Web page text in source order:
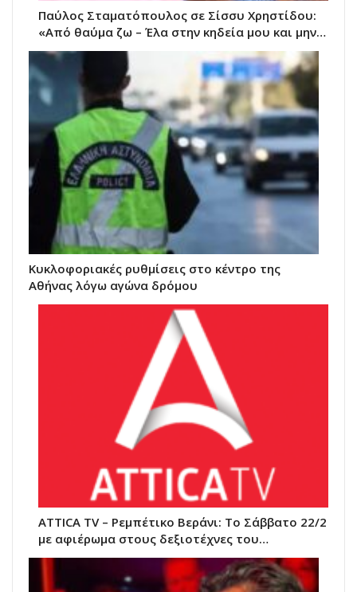
Παύλος Σταματόπουλος σε Σίσσυ Χρηστίδου:
«Από θαύμα ζω – Έλα στην κηδεία μου και μην…
Κυκλοφοριακές ρυθμίσεις στο κέντρο της
Αθήνας λόγω αγώνα δρόμου
ATTICA TV – Ρεμπέτικο Βεράνι: Το Σάββατο 22/2
με αφιέρωμα στους δεξιοτέχνες του…